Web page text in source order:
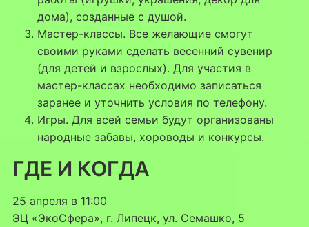
дома), созданные с душой.
Мастер-классы. Все желающие смогут
своими руками сделать весенний сувенир
(для детей и взрослых). Для участия в
мастер-классах необходимо записаться
заранее и уточнить условия по телефону.
Игры. Для всей семьи будут организованы
народные забавы, хороводы и конкурсы.
ГДЕ И КОГДА
25 апреля в 11:00
ЭЦ «ЭкоСфера», г. Липецк, ул. Семашко, 5